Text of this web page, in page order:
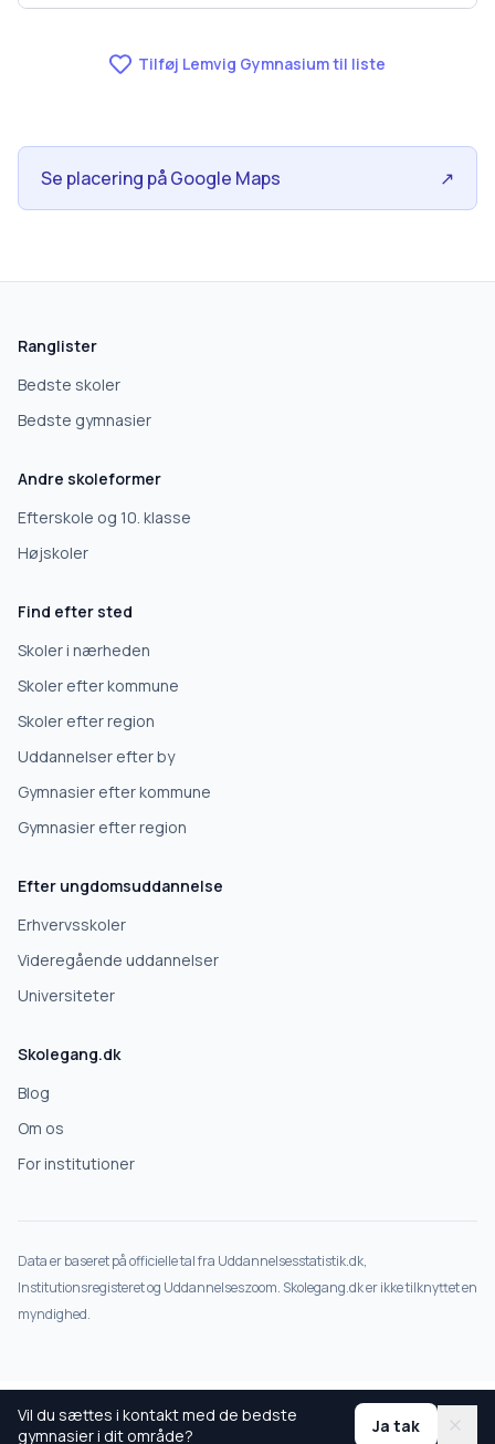
Tilføj Lemvig Gymnasium til liste
Se placering på Google Maps ↗
Hvad leder du efter?
Vi bruger dit valg til at stille de rigtige spørgsmål.
Grundskole
10. klasse
Erhvervsuddannelse
Højskole
Videregående uddannelse
Deles kun med gymnasier, der matcher det, du søger.
Ranglister
Bedste skoler
Bedste gymnasier
Andre skoleformer
Efterskole og 10. klasse
Højskoler
Find efter sted
Skoler i nærheden
Skoler efter kommune
Skoler efter region
Uddannelser efter by
Gymnasier efter kommune
Gymnasier efter region
Efter ungdomsuddannelse
Erhvervsskoler
Videregående uddannelser
Universiteter
Skolegang.dk
Blog
Om os
For institutioner
Data er baseret på officielle tal fra Uddannelsesstatistik.dk,
Institutionsregisteret og Uddannelseszoom. Skolegang.dk er ikke tilknyttet en
myndighed.
Vil du sættes i kontakt med de bedste
gymnasier i dit område?
Ja tak